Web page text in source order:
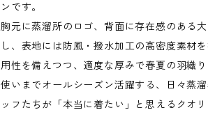
ンです。
胸元に蒸溜所のロゴ、背面に存在感のある
し、表地には防風・撥水加工の高密度素材
用性を備えつつ、適度な厚みで春夏の羽織
使いまでオールシーズン活躍する、日々蒸
ッフたちが「本当に着たい」と思えるクオ